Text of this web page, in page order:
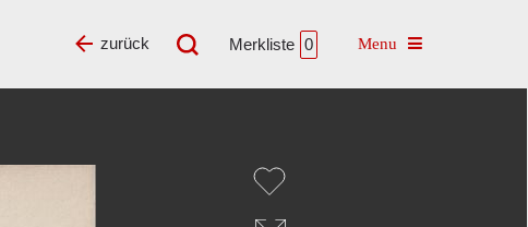
Merkliste 0 Toggle navigation
zurück